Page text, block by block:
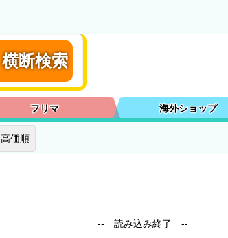
横断検索
フリマ 海外ショップ
高価順
-- 読み込み終了 --